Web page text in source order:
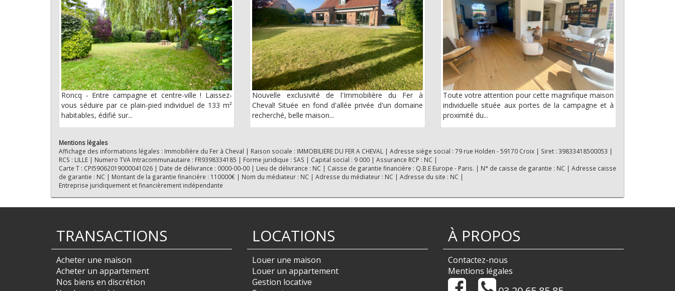
Roncq - Entre campagne et centre-ville ! Laissez-
vous séduire par ce plain-pied individuel de 133 m²
habitables, édifié sur...
Nouvelle exclusivité de l'Immobilière du Fer à
Cheval! Située en fond d'allée privée d'un domaine
recherché, belle maison...
Toute votre attention pour cette magnifique maison
individuelle située aux portes de la campagne et à
proximité du...
Mentions légales
Affichage des informations légales : Immobilière du Fer à Cheval | Raison sociale : IMMOBILIERE DU FER A CHEVAL | Adresse siège social : 79 rue Holden - 59170 Croix | Siret : 39833418500053 |
RCS : LILLE | Numero TVA Intracommunautaire : FR9398334185 | Forme juridique : SAS | Capital social : 9 000 | Assurance RCP : NC |
Carte T : CPI59062019000041026 | Date de délivrance : 0000-00-00 | Lieu de délivrance : NC | Caisse de garantie financière : Q.B.E Europe - Paris. | N° de caisse de garantie : NC | Adresse caisse
de garantie : NC | Montant de la garantie financière : 110000€ | Nom du médiateur : NC | Adresse du médiateur : NC | Adresse du site : NC |
Entreprise juridiquement et financièrement indépendante
TRANSACTIONS
Acheter une maison
Acheter un appartement
Nos biens en discrétion
LOCATIONS
Louer une maison
Louer un appartement
Gestion locative
À PROPOS
Contactez-nous
Mentions légales